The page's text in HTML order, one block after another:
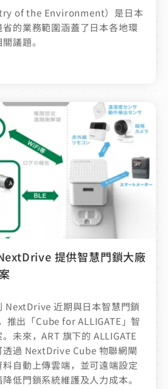
of the Environment）是日本
的業務範圍涵蓋了日本各地環
議題。
提供智慧門鎖大廠
NextDrive 近期與日本智慧門鎖
推出「Cube for ALLIGATE」智
未來，ART 旗下的 ALLIGATE
透過 NextDrive Cube 物聯網閘
自動上傳雲端，並可遠端設定
低門鎖系統維護及人力成本。